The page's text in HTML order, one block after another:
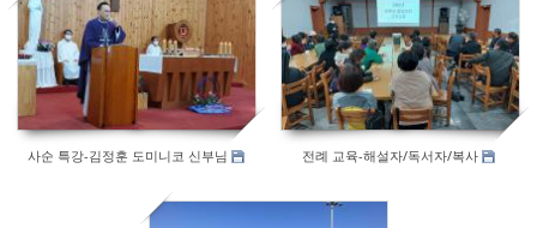
601
사순 특강-김정훈 도미니코 신부님
642
전례 교육-해설자/독서자/복사